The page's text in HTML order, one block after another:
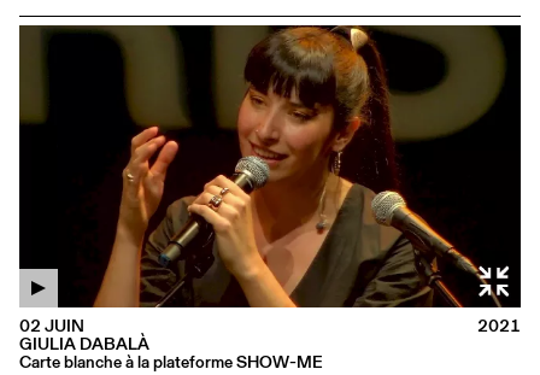
GIULIA DABALÀ
Carte blanche à la plateforme SHOW-ME
02 JUIN 2021